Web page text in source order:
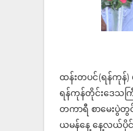
ထန်းတပင်(ရန်ကုန်)
ရန်ကုန်တိုင်းဒေသက
တကာရီ စာမေးပွဲတွ
ယမန်နေ့ နေ့လယ်ပိုင်